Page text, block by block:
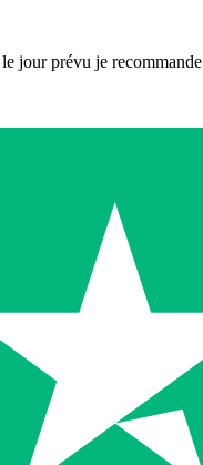
jour prévu je recommande